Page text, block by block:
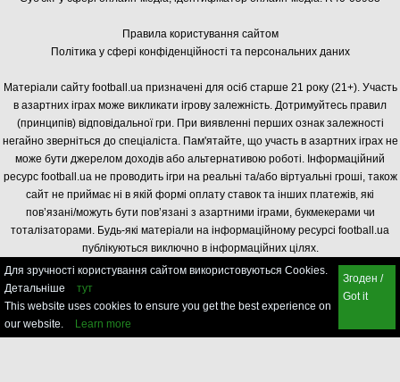
Правила користування сайтом
Політика у сфері конфіденційності та персональних даних
Матеріали сайту football.ua призначені для осіб старше 21 року (21+). Участь
в азартних іграх може викликати ігрову залежність. Дотримуйтесь правил
(принципів) відповідальної гри. При виявленні перших ознак залежності
негайно зверніться до спеціаліста. Пам'ятайте, що участь в азартних іграх не
може бути джерелом доходів або альтернативою роботі. Інформаційний
ресурс football.ua не проводить ігри на реальні та/або віртуальні гроші, також
сайт не приймає ні в якій формі оплату ставок та інших платежів, які
пов’язані/можуть бути пов’язані з азартними іграми, букмекерами чи
тоталізаторами. Будь-які матеріали на інформаційному ресурсі football.ua
публікуються виключно в інформаційних цілях.
Для зручності користування сайтом використовуються Cookies.
Детальніше
тут
This website uses cookies to ensure you get the best experience on
our website.
Learn more
Згоден /
Got it